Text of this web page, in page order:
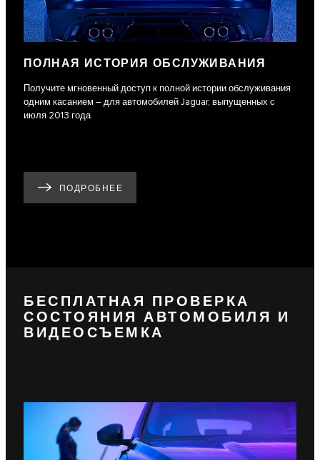
ПОЛНАЯ ИСТОРИЯ ОБСЛУЖИВАНИЯ
Получите мгновенный доступ к полной истории обслуживания
одним касанием – для автомобилей Jaguar, выпущенных с
июля 2013 года.
ПОДРОБНЕЕ
БЕСПЛАТНАЯ ПРОВЕРКА
СОСТОЯНИЯ АВТОМОБИЛЯ И
ВИДЕОСЪЕМКА